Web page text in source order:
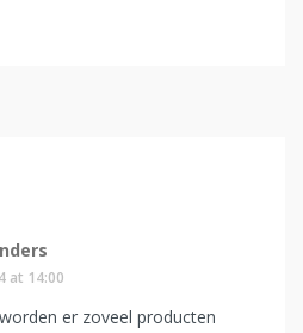
at 14:00
er zoveel producten